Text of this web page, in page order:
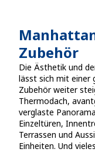
Zubehör
Die Ästhetik und
lässt sich mit einer
Zubehör weiter
Thermodach,
verglaste
Einzeltüren,
Terrassen und
Einheiten. Und